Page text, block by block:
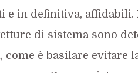
e in definitiva, affidabili.
di sistema sono
è basilare evitare